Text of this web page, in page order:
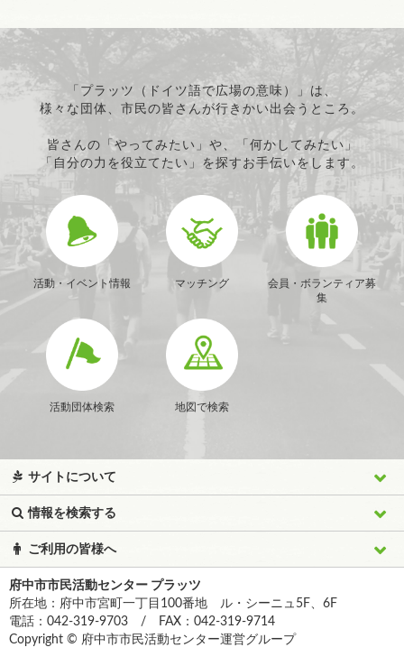
「プラッツ（ドイツ語で広場の意味）」は、
様々な団体、市民の皆さんが行きかい出会うところ。
皆さんの「やってみたい」や、「何かしてみたい」
「自分の力を役立てたい」を探すお手伝いをします。
活動・イベント情報 マッチング
会員・ボランティア募
集
活動団体検索 地図で検索
サイトについて
情報を検索する
ご利用の皆様へ
府中市市民活動センター プラッツ
所在地：府中市宮町一丁目100番地 ル・シーニュ5F、6F
電話：042-319-9703 / FAX：042-319-9714
Copyright © 府中市市民活動センター運営グループ